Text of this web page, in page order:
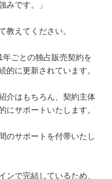
みです。」
教えてください。
年ごとの独占販売契約を
的に更新されています。
介はもちろん、契約主体
にサポートいたします。
のサポートを付帯いたし
ンで完結しているため、